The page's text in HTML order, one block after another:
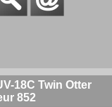
18C Twin Otter
852